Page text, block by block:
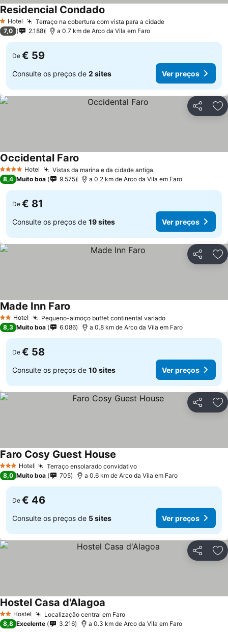
1 Estrelas
Hotel Terraço na cobertura com vista para a cidade
Residencial Condado
7,0 2.188 a 0.7 km de Arco da Vila em Faro
De € 59
Consulte os preços de 2 sites Ver preços
Partilhar
4 EstrelasHotel Vistas da marina e da cidade antiga
Occidental Faro
8,4 Muito boa 9.575 a 0.2 km de Arco da Vila em Faro
De € 81
Consulte os preços de 19 sites Ver preços
Partilhar
2 Estrelas
Hotel Pequeno-almoço buffet continental variado
Made Inn Faro
8,3 Muito boa 6.086 a 0.8 km de Arco da Vila em Faro
De € 58
Consulte os preços de 10 sites Ver preços
Partilhar
3 EstrelasHotel Terraço ensolarado convidativo
Faro Cosy Guest House
8,0 Muito boa 705 a 0.6 km de Arco da Vila em Faro
De € 46
Consulte os preços de 5 sites Ver preços
Partilhar
2 Estrelas
Hostel Localização central em Faro
Hostel Casa d'Alagoa
8,8 Excelente 3.216 a 0.3 km de Arco da Vila em Faro